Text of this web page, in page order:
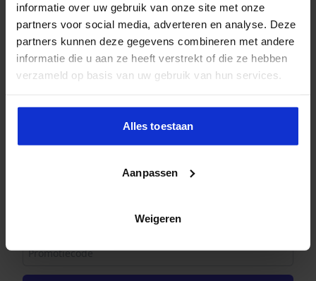
informatie over uw gebruik van onze site met onze
partners voor social media, adverteren en analyse. Deze
partners kunnen deze gegevens combineren met andere
informatie die u aan ze heeft verstrekt of die ze hebben
verzameld op basis van uw gebruik van hun services.
Alles toestaan
Aanpassen
Weigeren
Aanmelding
1x Financieel management voor non-financials
2.499,00